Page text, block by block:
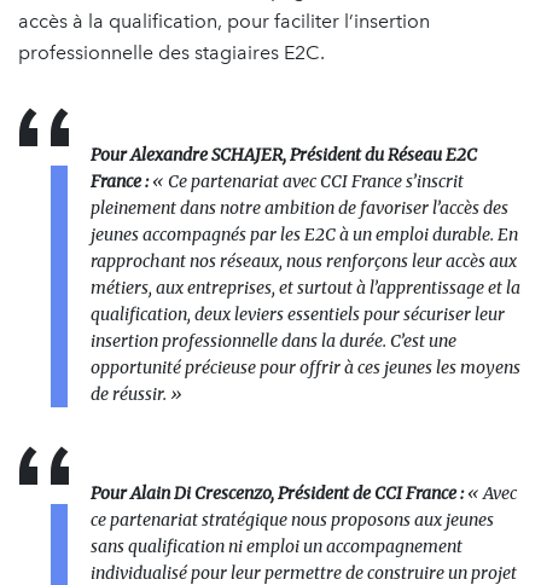
accès à la qualification, pour faciliter l’insertion
professionnelle des stagiaires E2C.
Pour Alexandre SCHAJER, Président du Réseau E2C
France :« Ce partenariat avec CCI France s’inscrit
pleinement dans notre ambition de favoriser l’accès des
jeunes accompagnés par les E2C à un emploi durable. En
rapprochant nos réseaux, nous renforçons leur accès aux
métiers, aux entreprises, et surtout à l’apprentissage et la
qualification, deux leviers essentiels pour sécuriser leur
insertion professionnelle dans la durée. C’est une
opportunité précieuse pour offrir à ces jeunes les moyens
de réussir. »
Pour Alain Di Crescenzo, Président de CCI France :«Avec
ce partenariat stratégique nous proposons aux jeunes
sans qualification ni emploi un accompagnement
individualisé pour leur permettre de construire un projet